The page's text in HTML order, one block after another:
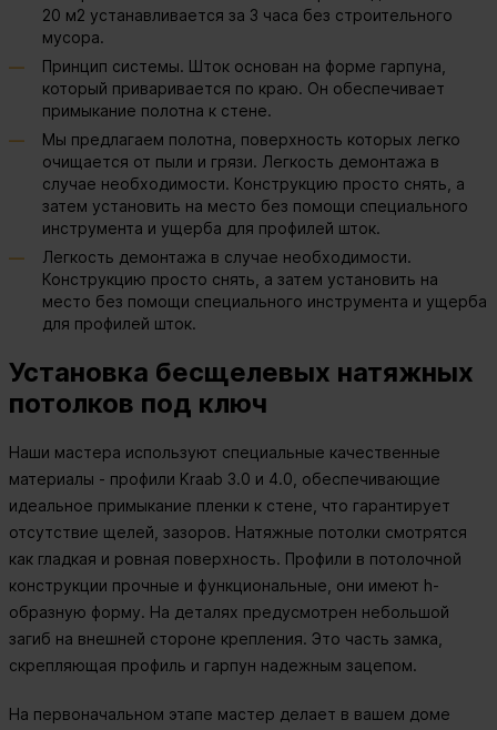
20 м2 устанавливается за 3 часа без строительного
мусора.
Принцип системы. Шток основан на форме гарпуна,
который приваривается по краю. Он обеспечивает
примыкание полотна к стене.
Мы предлагаем полотна, поверхность которых легко
очищается от пыли и грязи. Легкость демонтажа в
случае необходимости. Конструкцию просто снять, а
затем установить на место без помощи специального
инструмента и ущерба для профилей шток.
Легкость демонтажа в случае необходимости.
Конструкцию просто снять, а затем установить на
место без помощи специального инструмента и ущерба
для профилей шток.
Установка бесщелевых натяжных
потолков под ключ
Наши мастера используют специальные качественные
материалы - профили Kraab 3.0 и 4.0, обеспечивающие
идеальное примыкание пленки к стене, что гарантирует
отсутствие щелей, зазоров. Натяжные потолки смотрятся
как гладкая и ровная поверхность. Профили в потолочной
конструкции прочные и функциональные, они имеют h-
образную форму. На деталях предусмотрен небольшой
загиб на внешней стороне крепления. Это часть замка,
скрепляющая профиль и гарпун надежным зацепом.
На первоначальном этапе мастер делает в вашем доме